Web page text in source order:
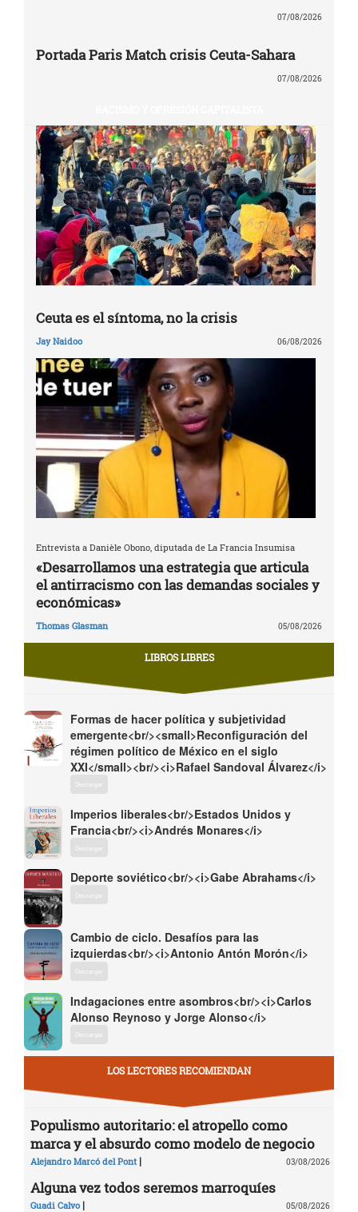
07/08/2026
Portada Paris Match crisis Ceuta-Sahara
07/08/2026
Ceuta es el síntoma, no la crisis
Jay Naidoo 06/08/2026
Entrevista a Danièle Obono, diputada de La Francia Insumisa
«Desarrollamos una estrategia que articula
el antirracismo con las demandas sociales y
económicas»
Thomas Glasman 05/08/2026
LIBROS LIBRES
Formas de hacer política y subjetividad
emergente<br/><small>Reconfiguración del
régimen político de México en el siglo
XXI</small><br/><i>Rafael Sandoval Álvarez</i>
Descargar
Imperios liberales<br/>Estados Unidos y
Francia<br/><i>Andrés Monares</i>
Descargar
Deporte soviético<br/><i>Gabe Abrahams</i>
Descargar
Cambio de ciclo. Desafíos para las
izquierdas<br/><i>Antonio Antón Morón</i>
Descargar
Indagaciones entre asombros<br/><i>Carlos
Alonso Reynoso y Jorge Alonso</i>
Descargar
LOS LECTORES RECOMIENDAN
Populismo autoritario: el atropello como
marca y el absurdo como modelo de negocio
Alejandro Marcó del Pont | 03/08/2026
Alguna vez todos seremos marroquíes
Guadi Calvo | 05/08/2026